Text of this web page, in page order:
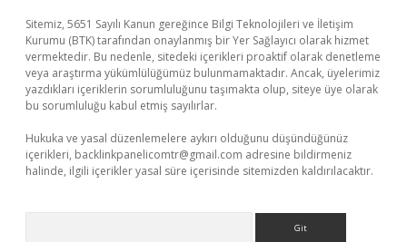
Sitemiz, 5651 Sayılı Kanun gereğince Bilgi Teknolojileri ve İletişim
Kurumu (BTK) tarafından onaylanmış bir Yer Sağlayıcı olarak hizmet
vermektedir. Bu nedenle, sitedeki içerikleri proaktif olarak denetleme
veya araştırma yükümlülüğümüz bulunmamaktadır. Ancak, üyelerimiz
yazdıkları içeriklerin sorumluluğunu taşımakta olup, siteye üye olarak
bu sorumluluğu kabul etmiş sayılırlar.
Hukuka ve yasal düzenlemelere aykırı olduğunu düşündüğünüz
içerikleri, backlinkpanelicomtr@gmail.com adresine bildirmeniz
halinde, ilgili içerikler yasal süre içerisinde sitemizden kaldırılacaktır.